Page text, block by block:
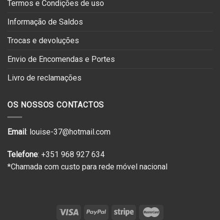
Termos e Condições de uso
Informação de Saldos
Trocas e devoluções
Envio de Encomendas e Portes
Livro de reclamações
OS NOSSOS CONTACTOS
Email: louise-37@hotmail.com
Telefone: +351 968 927 634
*Chamada com custo para rede móvel nacional